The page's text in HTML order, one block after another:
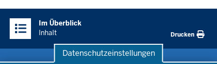
Datenschutzeinstellungen
Inhalte
Im Überblick
Inhalt
Drucken